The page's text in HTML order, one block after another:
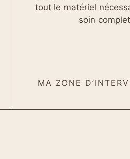
tout le matériel
soin
MA ZONE